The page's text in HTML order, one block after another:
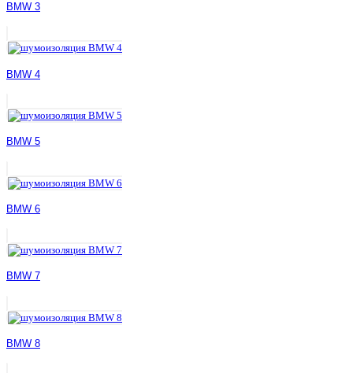
BMW 3
BMW 4
BMW 5
BMW 6
BMW 7
BMW 8